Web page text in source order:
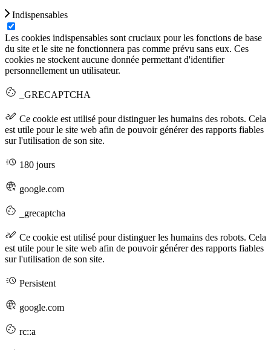
Indispensables
Les cookies indispensables sont cruciaux pour les fonctions de base
du site et le site ne fonctionnera pas comme prévu sans eux. Ces
cookies ne stockent aucune donnée permettant d'identifier
personnellement un utilisateur.
_GRECAPTCHA
Ce cookie est utilisé pour distinguer les humains des robots. Cela
est utile pour le site web afin de pouvoir générer des rapports fiables
sur l'utilisation de son site.
180 jours
google.com
_grecaptcha
Ce cookie est utilisé pour distinguer les humains des robots. Cela
est utile pour le site web afin de pouvoir générer des rapports fiables
sur l'utilisation de son site.
Persistent
google.com
rc::a